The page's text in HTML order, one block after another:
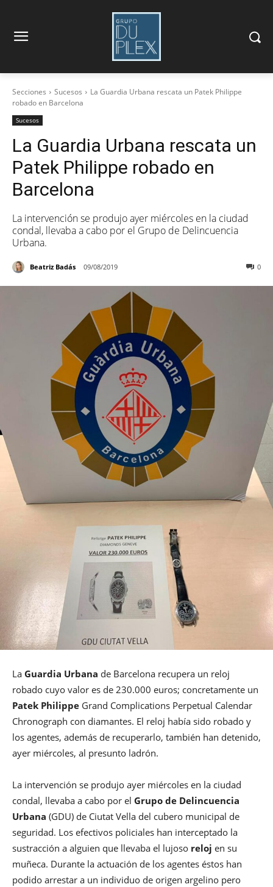
Secciones Sucesos
La Guardia Urbana rescata un Patek Philippe
robado en Barcelona
Sucesos
La Guardia Urbana rescata un
Patek Philippe robado en
Barcelona
La intervención se produjo ayer miércoles en la ciudad
condal, llevaba a cabo por el Grupo de Delincuencia
Urbana.
Beatriz Badás 09/08/2019 0
La Guardia Urbana de Barcelona recupera un reloj
robado cuyo valor es de 230.000 euros; concretamente un
Patek Philippe Grand Complications Perpetual Calendar
Chronograph con diamantes. El reloj había sido robado y
los agentes, además de recuperarlo, también han detenido,
ayer miércoles, al presunto ladrón.
La intervención se produjo ayer miércoles en la ciudad
condal, llevaba a cabo por el Grupo de Delincuencia
Urbana (GDU) de Ciutat Vella del cubero municipal de
seguridad. Los efectivos policiales han interceptado la
sustracción a alguien que llevaba el lujoso reloj en su
muñeca. Durante la actuación de los agentes éstos han
podido arrestar a un individuo de origen argelino pero